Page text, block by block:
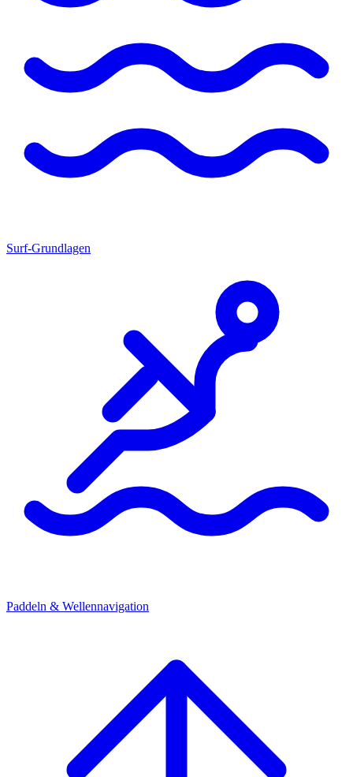
Surf-Grundlagen
Paddeln & Wellennavigation